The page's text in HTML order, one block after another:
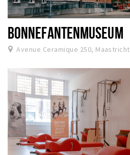
BONNEFANTENMUSEUM
Avenue Ceramique 250, Maastricht